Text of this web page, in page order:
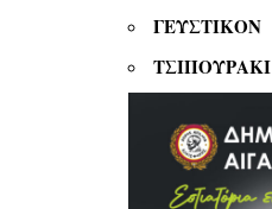
ΓΕΥΣΤΙΚΟΝ
ΤΣΙΠΟΥΡΑΚΙ